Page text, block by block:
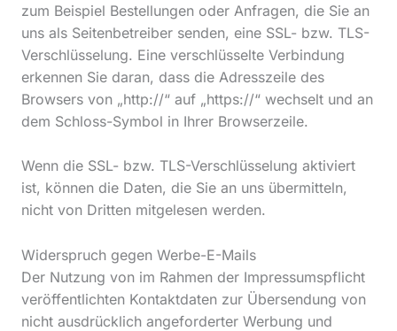
zum Beispiel Bestellungen oder Anfragen, die Sie an
uns als Seitenbetreiber senden, eine SSL- bzw. TLS-
Verschlüsselung. Eine verschlüsselte Verbindung
erkennen Sie daran, dass die Adresszeile des
Browsers von „http://“ auf „https://“ wechselt und an
dem Schloss-Symbol in Ihrer Browserzeile.
Wenn die SSL- bzw. TLS-Verschlüsselung aktiviert
ist, können die Daten, die Sie an uns übermitteln,
nicht von Dritten mitgelesen werden.
Widerspruch gegen Werbe-E-Mails
Der Nutzung von im Rahmen der Impressumspflicht
veröffentlichten Kontaktdaten zur Übersendung von
nicht ausdrücklich angeforderter Werbung und